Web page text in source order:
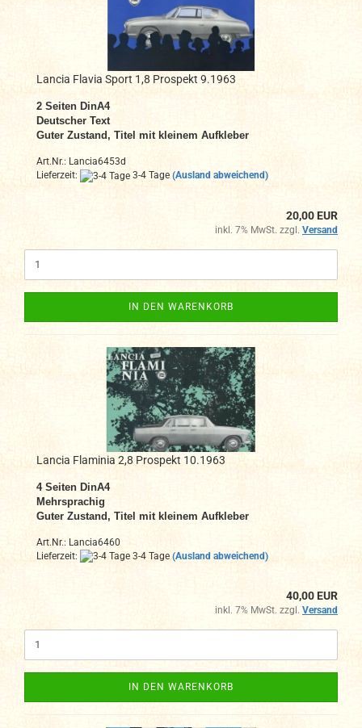
Lancia Flavia Sport 1,8 Prospekt 9.1963
2 Seiten DinA4
Deutscher Text
Guter Zustand, Titel mit kleinem Aufkleber
Art.Nr.: Lancia6453d
Lieferzeit:
3-4 Tage (Ausland abweichend)
20,00 EUR
inkl. 7% MwSt. zzgl. Versand
IN DEN WARENKORB
Lancia Flaminia 2,8 Prospekt 10.1963
4 Seiten DinA4
Mehrsprachig
Guter Zustand, Titel mit kleinem Aufkleber
Art.Nr.: Lancia6460
Lieferzeit:
3-4 Tage (Ausland abweichend)
40,00 EUR
inkl. 7% MwSt. zzgl. Versand
IN DEN WARENKORB